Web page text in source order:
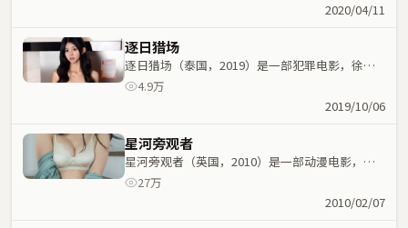
2020/04/11
逐日猎场
逐日猎场（泰国，2019）是一部犯罪电影，徐克
执导，乔杉、雷佳音等主演；犯罪元素与人物命运
4.9万
2019/10/06
星河旁观者
星河旁观者（英国，2010）是一部动漫电影，宁
浩执导，艾伦、王一博等主演；动漫元素与人物命
27万
2010/02/07